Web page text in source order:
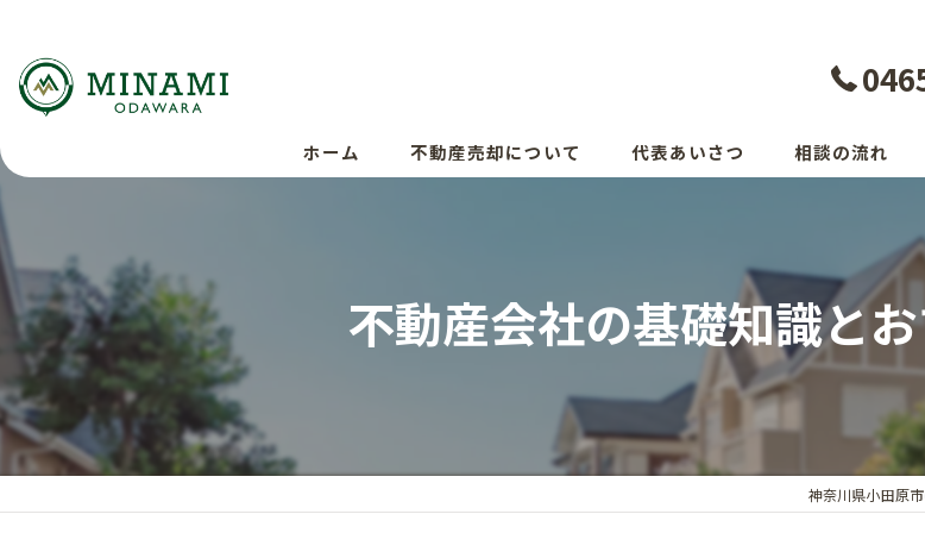
ホーム 不動産売却について 代表あいさつ 相談の流れ
不動産会社の基礎知識と
神奈川県小田原